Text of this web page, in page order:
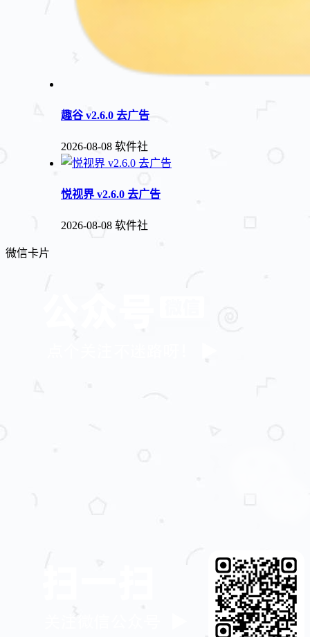
趣谷 v2.6.0 去广告
2026-08-08 软件社
悦视界 v2.6.0 去广告
2026-08-08 软件社
微信卡片